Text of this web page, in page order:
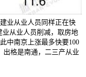
业从业人员同样正在快
业从业人员削减，取房地
中南京上涨最多快要100
出格是南通，二三产从业